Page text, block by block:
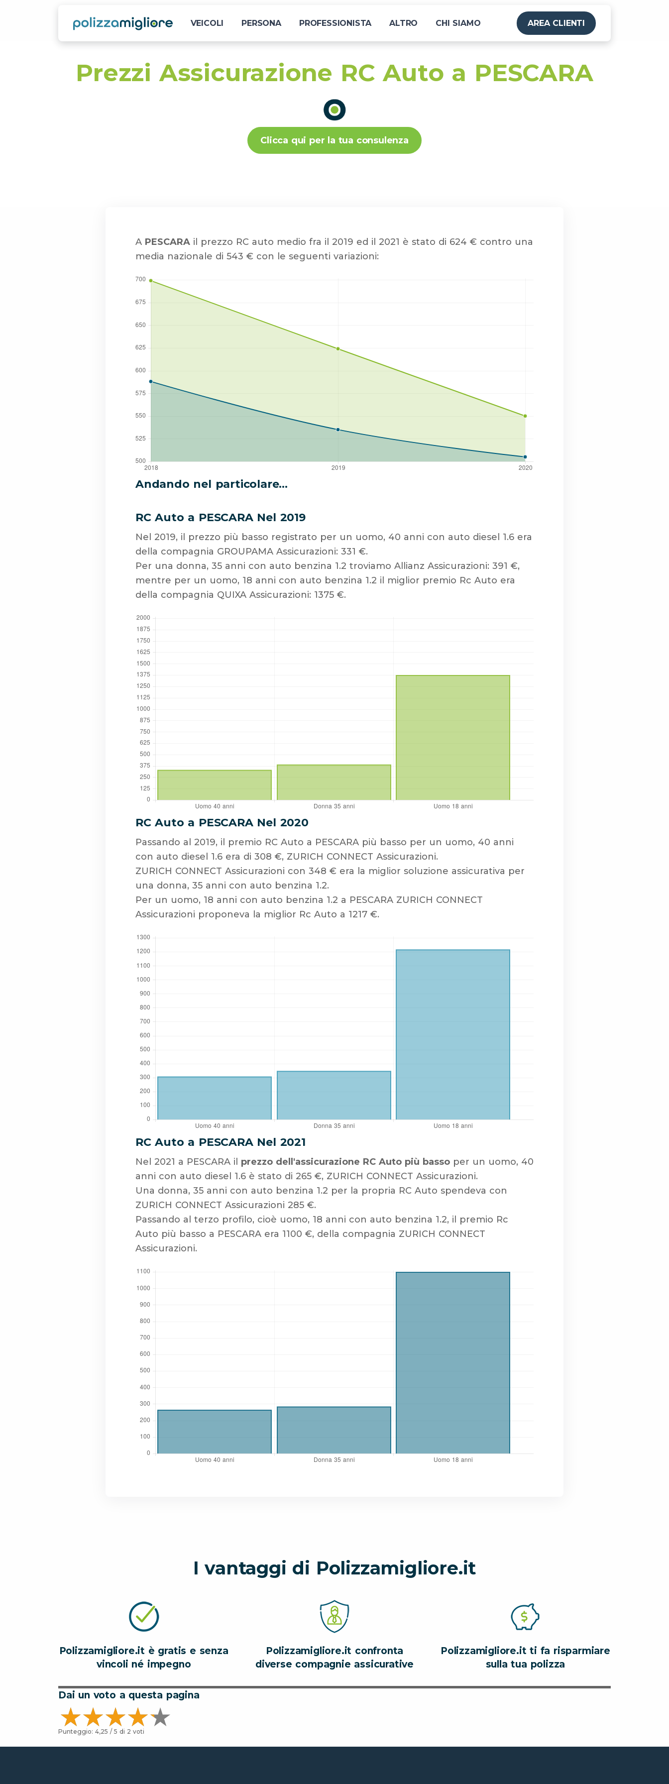
VEICOLI PERSONA PROFESSIONISTA ALTRO CHI SIAMO AREA CLIENTI
Prezzi Assicurazione RC Auto a PESCARA
Clicca qui per la tua consulenza
A PESCARA il prezzo RC auto medio fra il 2019 ed il 2021 è stato di 624 € contro una
media nazionale di 543 € con le seguenti variazioni:
Andando nel particolare...
RC Auto a PESCARA Nel 2019
Nel 2019, il prezzo più basso registrato per un uomo, 40 anni con auto diesel 1.6 era
della compagnia GROUPAMA Assicurazioni: 331 €.
Per una donna, 35 anni con auto benzina 1.2 troviamo Allianz Assicurazioni: 391 €,
mentre per un uomo, 18 anni con auto benzina 1.2 il miglior premio Rc Auto era
della compagnia QUIXA Assicurazioni: 1375 €.
RC Auto a PESCARA Nel 2020
Passando al 2019, il premio RC Auto a PESCARA più basso per un uomo, 40 anni
con auto diesel 1.6 era di 308 €, ZURICH CONNECT Assicurazioni.
ZURICH CONNECT Assicurazioni con 348 € era la miglior soluzione assicurativa per
una donna, 35 anni con auto benzina 1.2.
Per un uomo, 18 anni con auto benzina 1.2 a PESCARA ZURICH CONNECT
Assicurazioni proponeva la miglior Rc Auto a 1217 €.
RC Auto a PESCARA Nel 2021
Nel 2021 a PESCARA il prezzo dell'assicurazione RC Auto più basso per un uomo, 40
anni con auto diesel 1.6 è stato di 265 €, ZURICH CONNECT Assicurazioni.
Una donna, 35 anni con auto benzina 1.2 per la propria RC Auto spendeva con
ZURICH CONNECT Assicurazioni 285 €.
Passando al terzo profilo, cioè uomo, 18 anni con auto benzina 1.2, il premio Rc
Auto più basso a PESCARA era 1100 €, della compagnia ZURICH CONNECT
Assicurazioni.
I vantaggi di Polizzamigliore.it
Polizzamigliore.it è gratis e senza
vincoli né impegno
Polizzamigliore.it confronta
diverse compagnie assicurative
Polizzamigliore.it ti fa risparmiare
sulla tua polizza
Dai un voto a questa pagina
Punteggio: 4,25 / 5 di 2 voti